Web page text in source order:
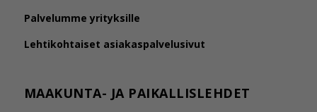
Palvelumme yrityksille
Lehtikohtaiset asiakaspalvelusivut
MAAKUNTA- JA PAIKALLISLEHDET